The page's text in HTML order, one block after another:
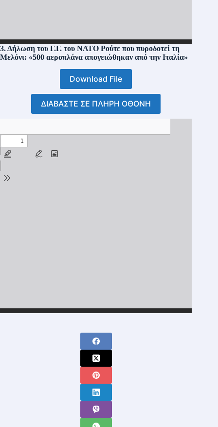
3. Δήλωση του Γ.Γ. του ΝΑΤΟ Ρούτε που πυροδοτεί τη
Μελόνι: «500 αεροπλάνα απογειώθηκαν από την Ιταλία»
Download File
ΔΙΑΒΑΣΤΕ ΣΕ ΠΛΗΡΗ ΟΘΟΝΗ